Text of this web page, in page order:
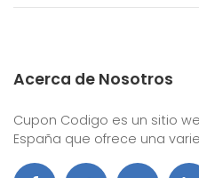
Acerca de Nosotros
Cupon Codigo es un sitio
España que ofrece una